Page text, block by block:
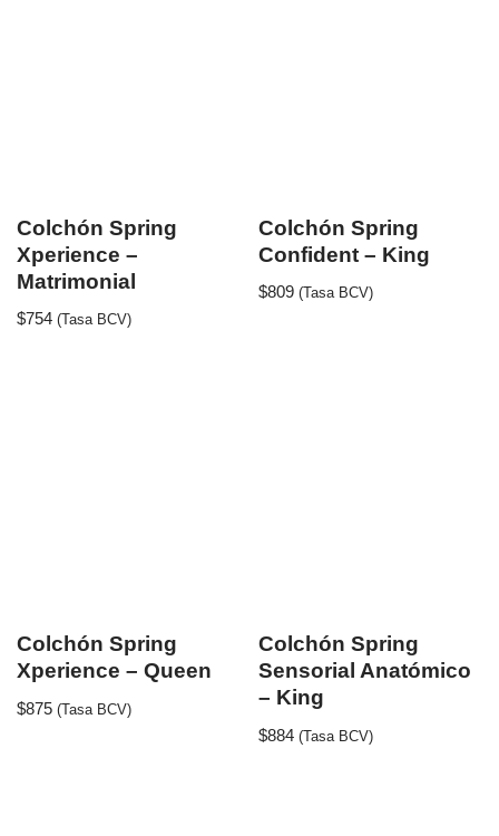
Colchón Spring
Xperience –
Matrimonial
$754 (Tasa BCV)
Colchón Spring
Confident – King
$809 (Tasa BCV)
Colchón Spring
Xperience – Queen
$875 (Tasa BCV)
Colchón Spring
Sensorial Anatómico
– King
$884 (Tasa BCV)